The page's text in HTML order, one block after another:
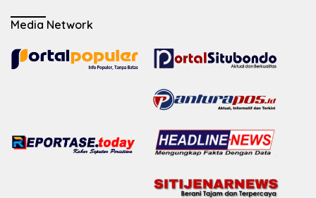
Media Network